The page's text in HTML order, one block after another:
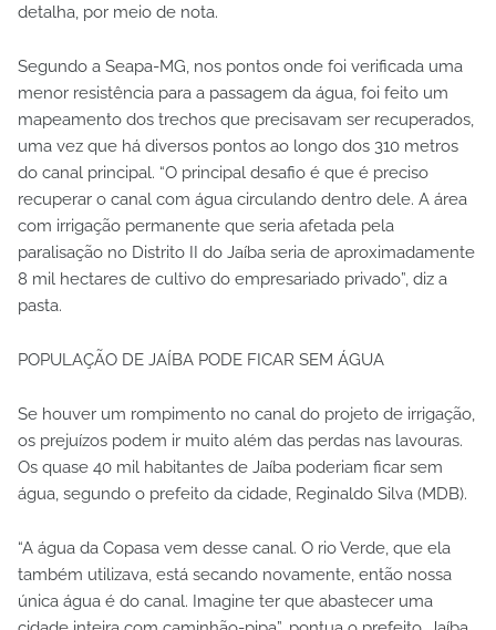
detalha, por meio de nota.
Segundo a Seapa-MG, nos pontos onde foi verificada uma
menor resistência para a passagem da água, foi feito um
mapeamento dos trechos que precisavam ser recuperados,
uma vez que há diversos pontos ao longo dos 310 metros
do canal principal. “O principal desafio é que é preciso
recuperar o canal com água circulando dentro dele. A área
com irrigação permanente que seria afetada pela
paralisação no Distrito II do Jaíba seria de aproximadamente
8 mil hectares de cultivo do empresariado privado”, diz a
pasta.
POPULAÇÃO DE JAÍBA PODE FICAR SEM ÁGUA
Se houver um rompimento no canal do projeto de irrigação,
os prejuízos podem ir muito além das perdas nas lavouras.
Os quase 40 mil habitantes de Jaíba poderiam ficar sem
água, segundo o prefeito da cidade, Reginaldo Silva (MDB).
“A água da Copasa vem desse canal. O rio Verde, que ela
também utilizava, está secando novamente, então nossa
única água é do canal. Imagine ter que abastecer uma